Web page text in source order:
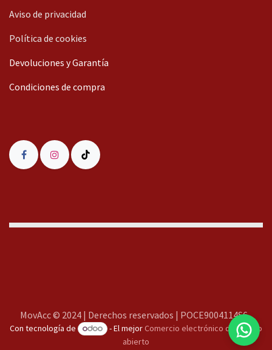
Aviso de privacidad
Política de cookies
Devoluciones y Garantía
Condiciones de compra
MovAcc © 2024 | Derechos reservados | POCE9004114S6
Con tecnología de - El mejor Comercio electrónico de código
abierto
MovAcc
Te responderemos lo antes posible